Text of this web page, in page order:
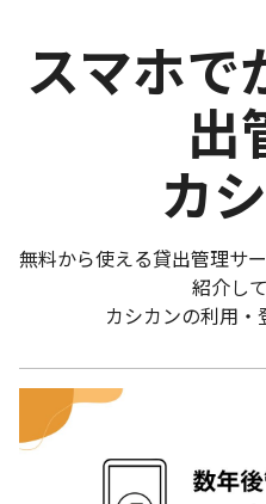
スマホで
出
カ
無料から使える貸出管理サ
紹介し
カシカンの利用・